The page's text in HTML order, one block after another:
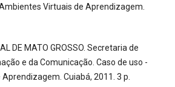
Virtuais de Aprendizagem.
DE MATO GROSSO. Secretaria de
e da Comunicação. Caso de uso -
Cuiabá, 2011. 3 p.